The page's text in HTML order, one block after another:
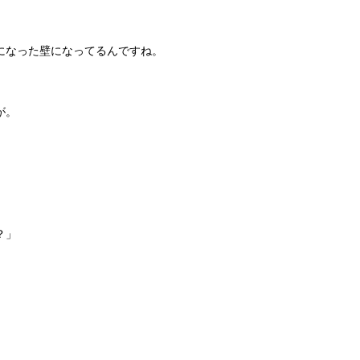
った壁になってるんですね。